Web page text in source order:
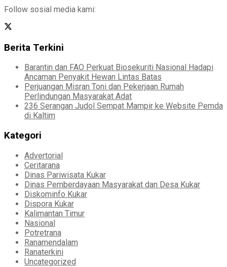
Follow sosial media kami:
Berita Terkini
Barantin dan FAO Perkuat Biosekuriti Nasional Hadapi
Ancaman Penyakit Hewan Lintas Batas
Perjuangan Misran Toni dan Pekerjaan Rumah
Perlindungan Masyarakat Adat
236 Serangan Judol Sempat Mampir ke Website Pemda
di Kaltim
Kategori
Advertorial
Ceritarana
Dinas Pariwisata Kukar
Dinas Pemberdayaan Masyarakat dan Desa Kukar
Diskominfo Kukar
Dispora Kukar
Kalimantan Timur
Nasional
Potretrana
Ranamendalam
Ranaterkini
Uncategorized